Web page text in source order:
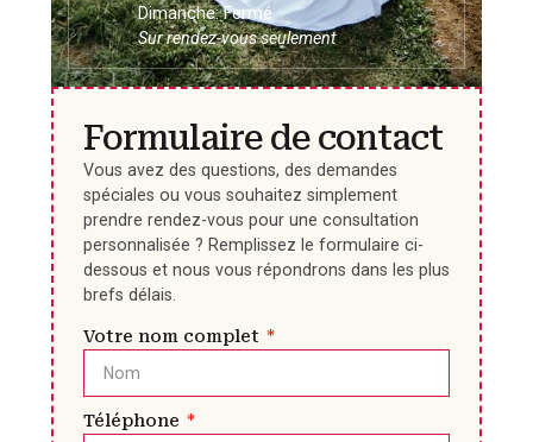
Dimanche: Fermé
Sur rendez-vous seulement
Formulaire de contact
Vous avez des questions, des demandes
spéciales ou vous souhaitez simplement
prendre rendez-vous pour une consultation
personnalisée ? Remplissez le formulaire ci-
dessous et nous vous répondrons dans les plus
brefs délais.
Votre nom complet
Téléphone